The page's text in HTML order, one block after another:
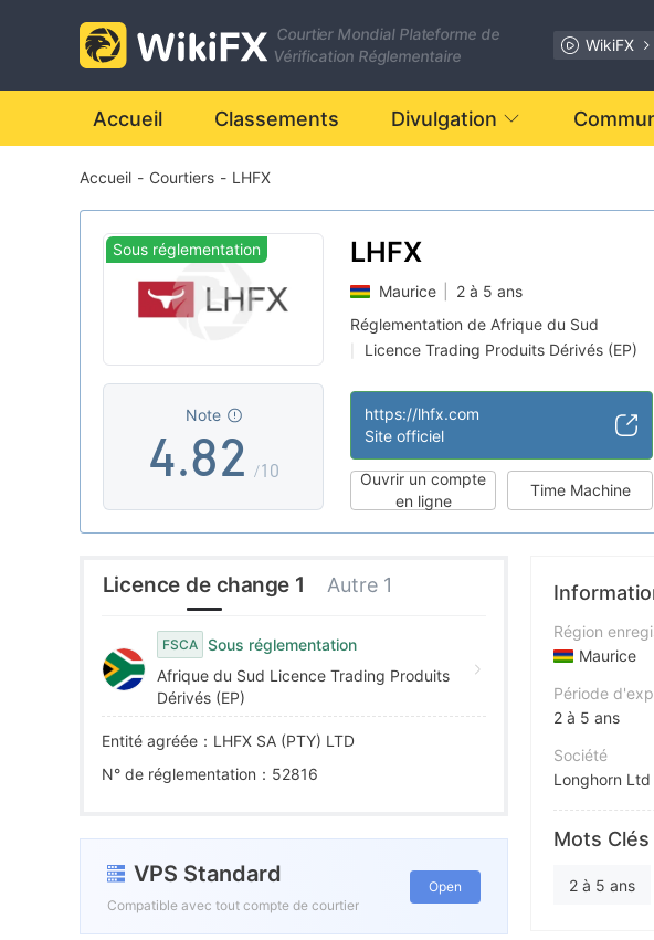
Courtier Mondial Plateforme de
Vérification Réglementaire
WikiFX
Accueil Classements Divulgation
Accueil - Courtiers - LHFX
Sous réglementation
Note
0
1
2
3
4
5
6
7
8
9
.
2
3
4
5
6
7
8
9
0
1
2
3
4
5
6
7
8
9
/10
LHFX
Maurice
2 à 5 ans
Réglementation de Afrique du Sud
Licence Trading Produits Dérivés (EP)
https://lhfx.com
Site officiel
Ouvrir un compte
en ligne
Time Machine
Licence de change 1 Autre 1
FSCA Sous réglementation
Afrique du Sud Licence Trading Produits
Dérivés (EP)
Entité agréée：LHFX SA (PTY) LTD
N° de réglementation：52816
VPS Standard
Compatible avec tout compte de courtier
Open
Région
Maurice
Période
2 à 5 ans
Société
Longhorn Ltd
Abréviation
LHFX
Personnel
Mots Clés
2 à 5 ans